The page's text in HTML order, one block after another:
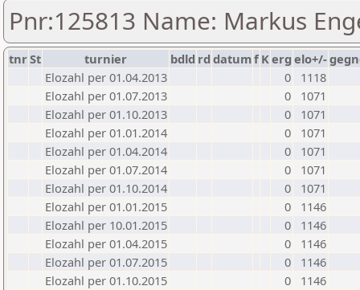
Pnr:125813 Name: Markus
tnrSt turnier bdld rd datumf Kerg elo+/-
Elozahl per 01.04.2013
0
1118
Elozahl per 01.07.2013
0
1071
Elozahl per 01.10.2013
0
1071
Elozahl per 01.01.2014
0
1071
Elozahl per 01.04.2014
0
1071
Elozahl per 01.07.2014
0
1071
Elozahl per 01.10.2014
0
1071
Elozahl per 01.01.2015
0
1146
Elozahl per 10.01.2015
0
1146
Elozahl per 01.04.2015
0
1146
Elozahl per 01.07.2015
0
1146
Elozahl per 01.10.2015
0
1146